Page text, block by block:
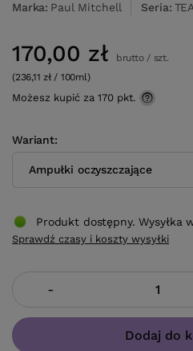
Marka Paul Mitchell Seria
Wariant
Ampułki oczyszczające
170,00 zł brutto/ szt.
(236,11 zł / 100ml)
Możesz kupić za 170 pkt.
-
Dodaj do
Produkt dostępny. Wysyłka
Sprawdź czasy i koszty wysyłki